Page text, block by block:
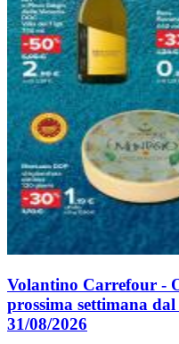
Volantino Carrefour -
prossima settimana
31/08/2026